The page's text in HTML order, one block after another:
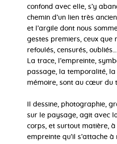
confond avec elle, s’y
chemin d’un lien très
et l’argile dont nous
gestes premiers, ceux que
refoulés, censurés, oubliés…
La trace, l’empreinte,
passage, la temporalité,
mémoire, sont au cœur du
Il dessine, photographie,
sur le paysage, agit avec
corps, et surtout matière,
empreinte qu’il s’attache